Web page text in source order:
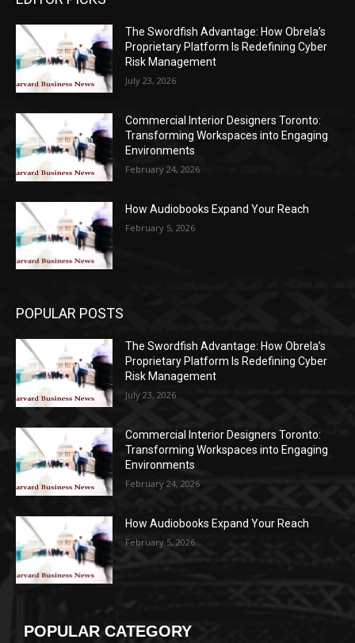
The Swordfish Advantage: How Obrela’s
Proprietary Platform Is Redefining Cyber
Risk Management
July 23, 2026
Commercial Interior Designers Toronto:
Transforming Workspaces into Engaging
Environments
February 24, 2026
How Audiobooks Expand Your Reach
February 5, 2026
POPULAR POSTS
The Swordfish Advantage: How Obrela’s
Proprietary Platform Is Redefining Cyber
Risk Management
July 23, 2026
Commercial Interior Designers Toronto:
Transforming Workspaces into Engaging
Environments
February 24, 2026
How Audiobooks Expand Your Reach
February 5, 2026
POPULAR CATEGORY